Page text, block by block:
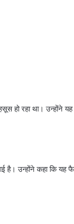
हो रहा था। उन्होंने यह
है। उन्होंने कहा कि यह